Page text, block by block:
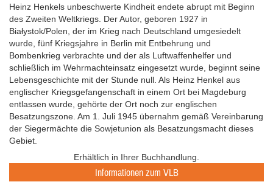
Heinz Henkels unbeschwerte Kindheit endete abrupt mit Beginn
des Zweiten Weltkriegs. Der Autor, geboren 1927 in
Białystok/Polen, der im Krieg nach Deutschland umgesiedelt
wurde, fünf Kriegsjahre in Berlin mit Entbehrung und
Bombenkrieg verbrachte und der als Luftwaffenhelfer und
schließlich im Wehr­machteinsatz eingesetzt wurde, beginnt seine
Lebensgeschichte mit der Stunde null. Als Heinz Henkel aus
englischer Kriegsgefangenschaft in einem Ort bei Magdeburg
entlassen wurde, gehörte der Ort noch zur englischen
Besatzungszone. Am 1. Juli 1945 übernahm gemäß Vereinbarung
der Siegermächte die Sowjetunion als Besatzungsmacht dieses
Gebiet.
Erhältlich in Ihrer Buchhandlung.
Informationen zum VLB